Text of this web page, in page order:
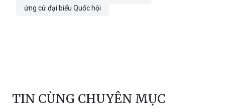
ứng cử đại biểu Quốc hội
TIN CÙNG CHUYÊN MỤC